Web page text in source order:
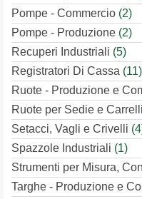
Pompe - Commercio (2)
Pompe - Produzione (2)
Recuperi Industriali (5)
Registratori Di Cassa (11)
Ruote - Produzione e
Ruote per Sedie e Carrelli
Setacci, Vagli e Crivelli
Spazzole Industriali (1)
Strumenti per Misura,
Targhe - Produzione e